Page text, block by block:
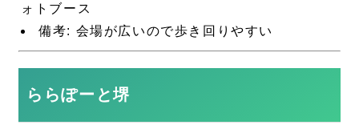
ォトブース
備考: 会場が広いので歩き回りやすい
ららぽーと堺